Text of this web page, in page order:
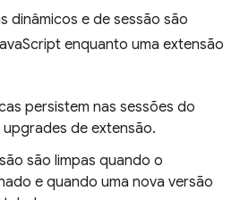
dinâmicos e de sessão são
enquanto uma extensão
persistem nas sessões do
de extensão.
são limpas quando o
e quando uma nova versão